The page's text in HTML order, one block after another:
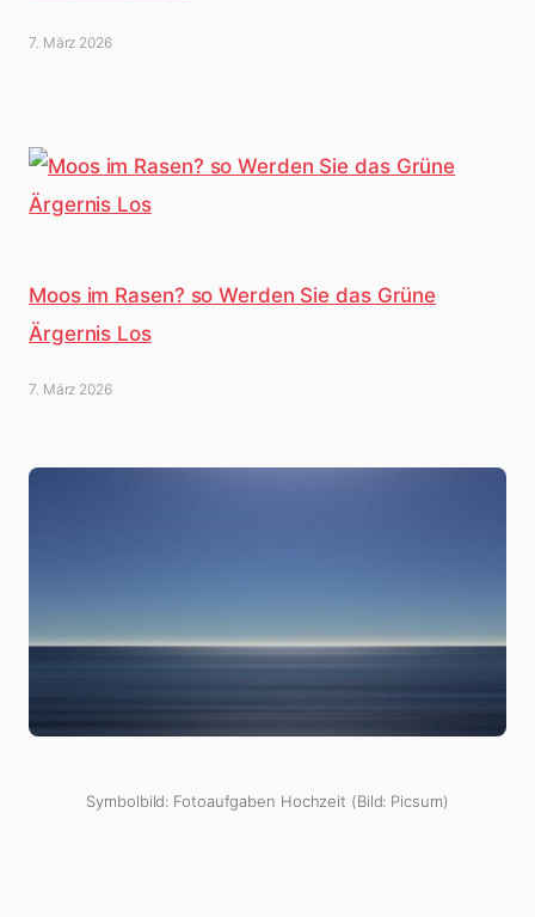
7. März 2026
Moos im Rasen? so Werden Sie das Grüne
Ärgernis Los
7. März 2026
Symbolbild: Fotoaufgaben Hochzeit (Bild: Picsum)